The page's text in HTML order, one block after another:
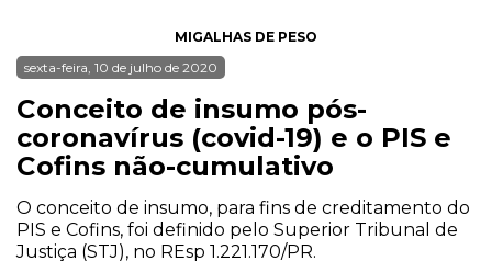
MIGALHAS DE PESO
sexta-feira, 10 de julho de 2020
Conceito de insumo pós-
coronavírus (covid-19) e o PIS e
Cofins não-cumulativo
O conceito de insumo, para fins de creditamento do
PIS e Cofins, foi definido pelo Superior Tribunal de
Justiça (STJ), no REsp 1.221.170/PR.